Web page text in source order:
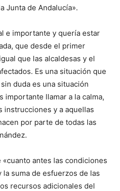
Junta de Andalucía».
e importante y quería estar
que desde el primer
que las alcaldesas y el
Es una situación que
duda es una situación
importante llamar a la calma,
instrucciones y a aquellas
por parte de todas las
antes las condiciones
suma de esfuerzos de las
recursos adicionales del